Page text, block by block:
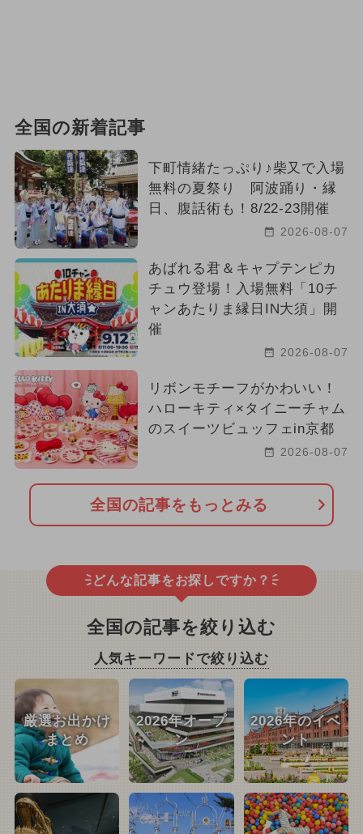
全国の新着記事
下町情緒たっぷり♪柴又で入場
無料の夏祭り 阿波踊り・縁
日、腹話術も！8/22-23開催
2026-08-07
あばれる君＆キャプテンピカ
チュウ登場！入場無料「10チ
ャンあたりま縁日IN大須」開
催
2026-08-07
リボンモチーフがかわいい！
ハローキティ×タイニーチャム
のスイーツビュッフェin京都
2026-08-07
全国の記事をもっとみる
どんな記事をお探しですか？
全国の記事を絞り込む
人気キーワードで絞り込む
厳選お出かけ
まとめ
2026年オープ
ン
2026年のイベ
ント